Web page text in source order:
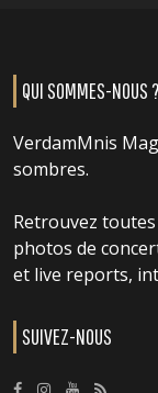
QUI SOMMES-NOUS ?
VerdamMnis
sombres.
Retrouvez
photos de
et live reports,
SUIVEZ-NOUS